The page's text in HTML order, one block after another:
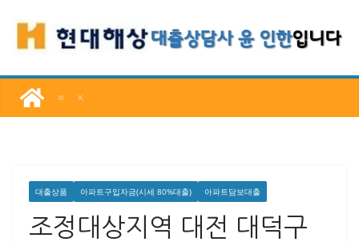
로
너
대출상품 아파트구입자금(시세 80%대출) 아파트담보대출
조정대상지역 대전 대덕구